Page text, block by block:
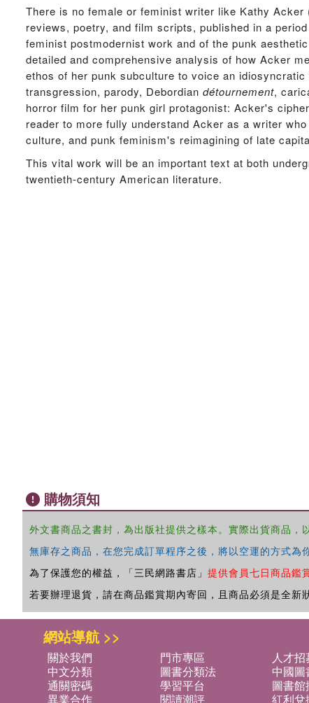
There is no female or feminist writer like Kathy
reviews, poetry, and film scripts, published in a
feminist postmodernist work and of the punk
detailed and comprehensive analysis of how Acker
ethos of her punk subculture to voice an
transgression, parody, Debordian détournement,
horror film for her punk girl protagonist: Acker's
reader to more fully understand Acker as a writer
culture, and punk feminism's reimagining of late
This vital work will be an important text at both
twentieth-century American literature.
購物須知
外文書商品之書封，為出版社提供之樣本。實際出貨商品，
無庫存之商品，在您完成訂單程序之後，將以空運的方式為
為了保護您的權益，「三民網路書店」 提供會員七日商品鑑
若要辦理退貨，請在商品鑑賞期內寄回，且商品必須是全新
網站導航 >>
關於我們 門市專區 人才招
中文分類
圖書分類法 中國
通關密碼
學習平台 圖書館
異業合作
閱讀潮評 紅利兌